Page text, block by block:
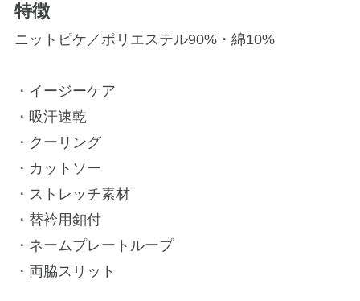
特徴
ニットピケ／ポリエステル90%・綿10%
・イージーケア
・吸汗速乾
・クーリング
・カットソー
・ストレッチ素材
・替衿用釦付
・ネームプレートループ
・両脇スリット